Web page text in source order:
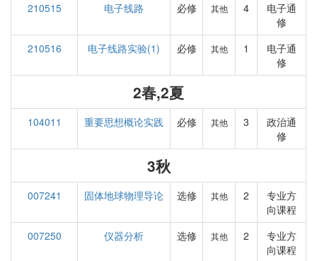
210515
电子线路 必修 其他 4
电子通
修
210516
电子线路实验(1) 必修 其他 1
电子通
修
2春,2夏
104011 重要思想概论实践 必修 其他 3
政治通
修
3秋
007241 固体地球物理导论 选修 其他 2
专业方
向课程
007250
仪器分析 选修 其他 2
专业方
向课程